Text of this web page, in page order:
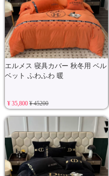
エルメス 寝具カバー 秋冬用 ベル
ベット ふわふわ 暖
¥ 35,800¥ 45200